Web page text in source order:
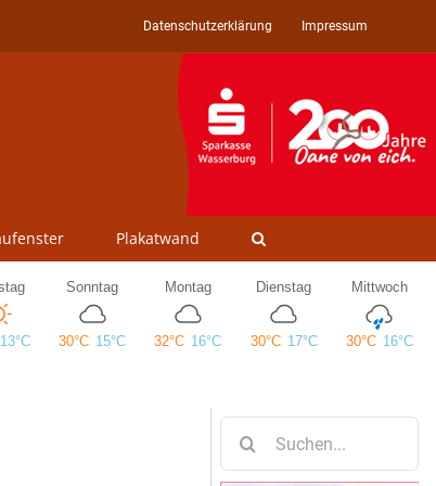
Datenschutzerklärung Impressum
Plakatwand
nach: